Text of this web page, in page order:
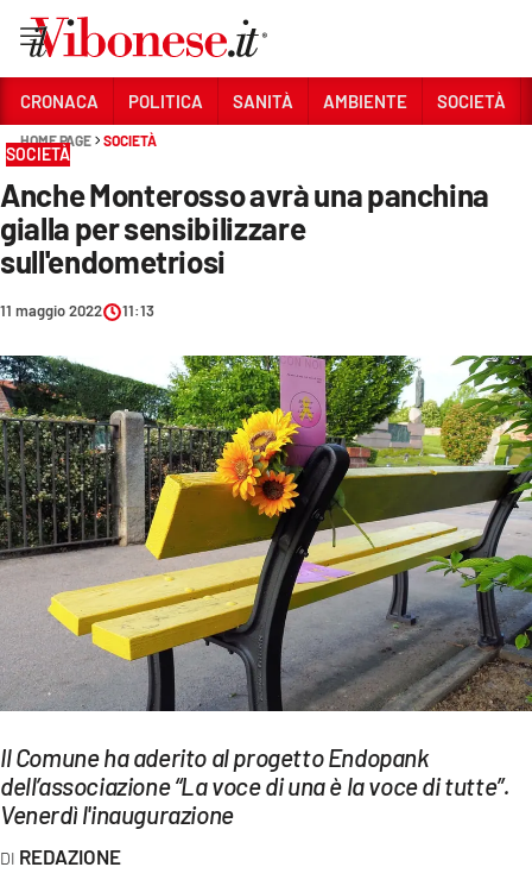
Sezioni
CRONACA
POLITICA
SOCIETÀ
CULTURA
ECONOMIA E LAVORO
EVENTI
SPORT
Streaming
LAC TV
LAC NETWORK
LAC ONAIR
CRONACA POLITICA SANITÀ AMBIENTE SOCIETÀ
HOME PAGE SOCIETÀ
SOCIETÀ
Anche Monterosso avrà una panchina
gialla per sensibilizzare
sull'endometriosi
11 maggio 2022 11:13
Il Comune ha aderito al progetto Endopank
dell’associazione “La voce di una è la voce di tutte”.
Venerdì l'inaugurazione
REDAZIONE